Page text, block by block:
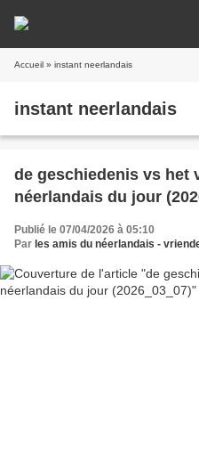
Accueil » instant neerlandais
instant neerlandais
de geschiedenis vs het
néerlandais du jour
Publié le 07/04/2026 à 05:10
Par les amis du néerlandais -